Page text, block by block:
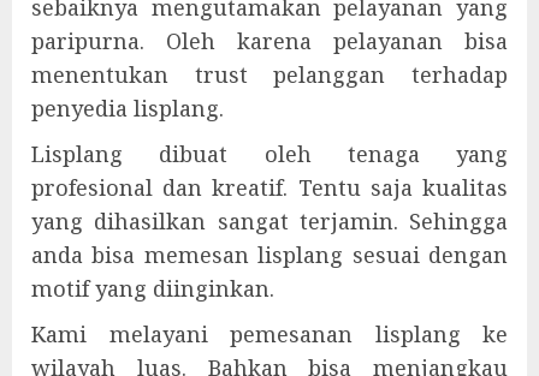
sebaiknya mengutamakan pelayanan yang
paripurna. Oleh karena pelayanan bisa
menentukan trust pelanggan terhadap
penyedia lisplang.
Lisplang dibuat oleh tenaga yang
profesional dan kreatif. Tentu saja kualitas
yang dihasilkan sangat terjamin. Sehingga
anda bisa memesan lisplang sesuai dengan
motif yang diinginkan.
Kami melayani pemesanan lisplang ke
wilayah luas. Bahkan bisa menjangkau